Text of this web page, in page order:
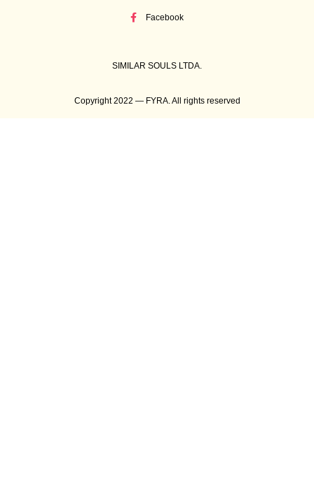
Facebook
SIMILAR SOULS LTDA.
Copyright 2022 — FYRA. All rights reserved